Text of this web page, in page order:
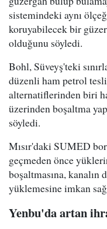
sistemindeki aynı
koruyabilecek bir
olduğunu söyledi.
Bohl, Süveyş'teki
düzenli ham petrol
alternatiflerinden biri
üzerinden boşaltma
söyledi.
Mısır'daki SUMED
geçmeden önce
boşaltmasına, kanalın
yüklemesine imkan
Yenbu'da artan